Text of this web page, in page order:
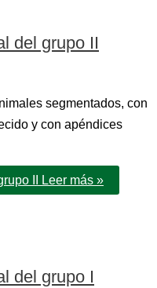
del grupo II
segmentados, con
y con apéndices
II Leer más »
del grupo I